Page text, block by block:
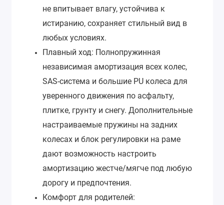
не впитывает влагу, устойчива к
истиранию, сохраняет стильный вид в
любых условиях.
Плавный ход: Полнопружинная
независимая амортизация всех колес,
SAS-система и большие PU колеса для
уверенного движения по асфальту,
плитке, грунту и снегу. Дополнительные
настраиваемые пружины на задних
колесах и блок регулировки на раме
дают возможность настроить
амортизацию жестче/мягче под любую
дорогу и предпочтения.
Комфорт для родителей: